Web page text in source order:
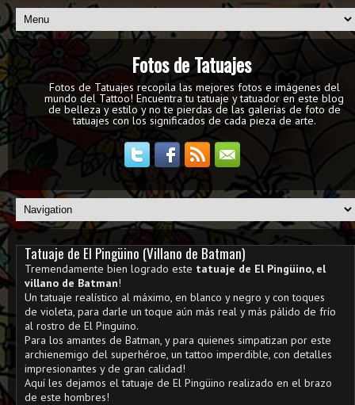
Fotos de Tatuajes
Fotos de Tatuajes recopila las mejores fotos e imágenes del
mundo del Tattoo! Encuentra tu tatuaje y tatuador en este blog
de belleza y estilo y no te pierdas de las galerías de foto de
tatuajes con los significados de cada pieza de arte.
Tatuaje de El Pingüino (Villano de Batman)
Tremendamente bien logrado este tatuaje de El Pingüino, el
villano de Batman!
Un tatuaje realístico al máximo, en blanco y negro y con toques
de violeta, para darle un toque aún más real y más pálido de frío
al rostro de El Pinguino.
Para los amantes de Batman, y para quienes simpatizan por este
archienemigo del superhéroe, un tattoo imperdible, con detalles
impresionantes y de gran calidad!
Aquí les dejamos el tatuaje de El Pingüino realizado en el brazo
de este hombres!